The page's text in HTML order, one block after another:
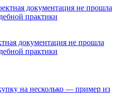
документация не прошла
практики